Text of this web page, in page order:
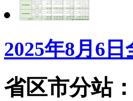
2025年8月6
省区市分站